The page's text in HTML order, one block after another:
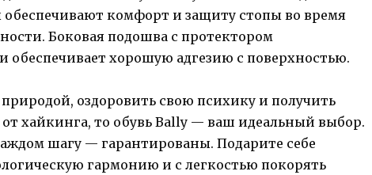
комфорт и защиту стопы во время
Боковая подошва с протектором
обеспечивает хорошую адгезию с поверхностью.
оздоровить свою психику и получить
хайкинга, то обувь Bally — ваш идеальный выбор.
шагу — гарантированы. Подарите себе
гармонию и с легкостью покорять